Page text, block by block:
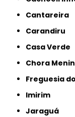
Cantareira
Carandiru
Casa Verde
Chora
Freguesia
Imirim
Jaraguá